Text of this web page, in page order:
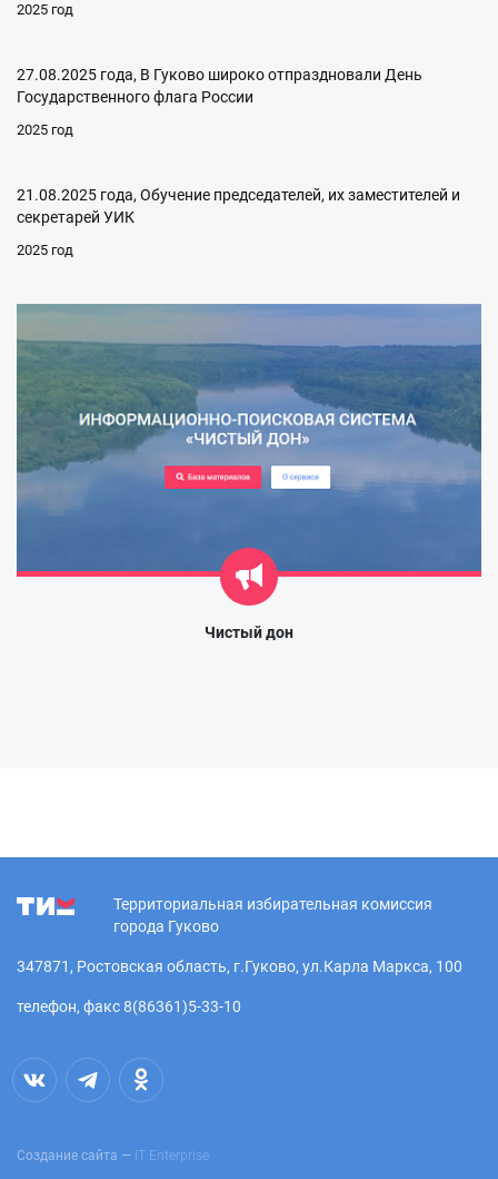
2025 год
27.08.2025 года, В Гуково широко отпраздновали День
Государственного флага России
2025 год
21.08.2025 года, Обучение председателей, их заместителей и
секретарей УИК
2025 год
Чистый дон
Территориальная избирательная комиссия
города Гуково
347871, Ростовская область, г.Гуково, ул.Карла Маркса, 100
телефон, факс 8(86361)5-33-10
Создание сайта — IT Enterprise